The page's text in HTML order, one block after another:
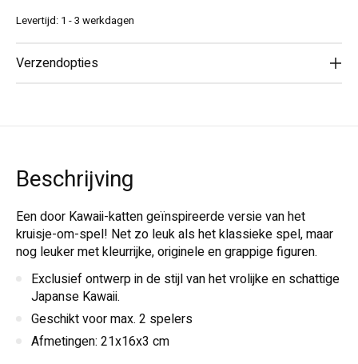
Levertijd: 1 - 3 werkdagen
Verzendopties
Beschrijving
Een door Kawaii-katten geïnspireerde versie van het
kruisje-om-spel! Net zo leuk als het klassieke spel, maar
nog leuker met kleurrijke, originele en grappige figuren.
Exclusief ontwerp in de stijl van het vrolijke en schattige
Japanse Kawaii.
Geschikt voor max. 2 spelers
Afmetingen: 21x16x3 cm